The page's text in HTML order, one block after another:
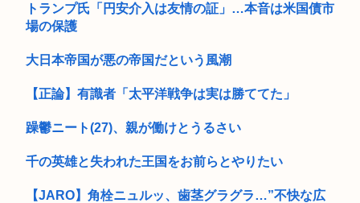
トランプ氏「円安介入は友情の証」…本音は米国債市
場の保護
大日本帝国が悪の帝国だという風潮
【正論】有識者「太平洋戦争は実は勝ててた」
躁鬱ニート(27)、親が働けとうるさい
千の英雄と失われた王国をお前らとやりたい
【JARO】角栓ニュルッ、歯茎グラグラ…”不快な広